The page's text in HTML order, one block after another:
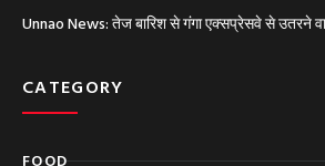
Unnao News: तेज बारिश से गंगा एक्सप्रेसवे से उतरने
CATEGORY
FOOD